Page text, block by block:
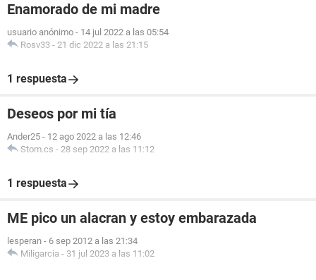
Enamorado de mi madre
usuario anónimo - 14 jul 2022 a las 05:54
Rosv33 - 21 dic 2022 a las 21:15
1 respuesta
Deseos por mi tía
Ander25 - 12 ago 2022 a las 12:46
Stom.cs - 28 sep 2022 a las 11:12
1 respuesta
ME pico un alacran y estoy embarazada
lesperan - 6 sep 2012 a las 21:34
Miligarcia - 31 jul 2023 a las 11:02